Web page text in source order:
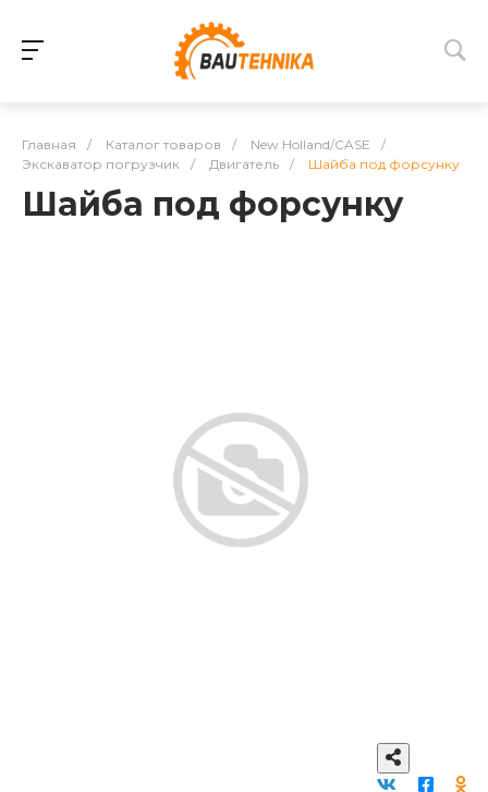
Главная / Каталог товаров / New Holland/CASE
/
Экскаватор погрузчик
/ Двигатель / Шайба под форсунку
Шайба под форсунку